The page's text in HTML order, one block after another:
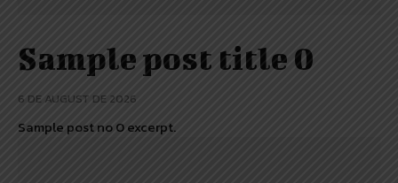
Sample post title 0
6 DE AUGUST DE 2026
Sample post no 0 excerpt.